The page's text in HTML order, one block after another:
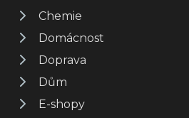
Chemie
Domácnost
Doprava
Dům
E-shopy